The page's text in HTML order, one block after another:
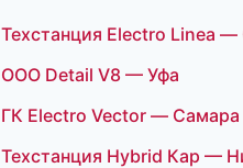
Техстанция Electro Linea —
ООО Detail V8 — Уфа
ГК Electro Vector — Самара
Техстанция Hybrid Кар —